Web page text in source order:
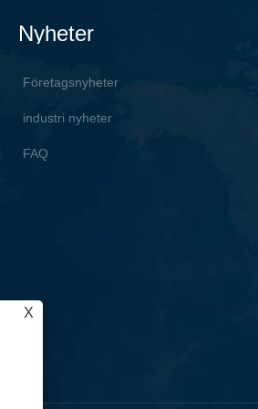
Nyheter
Företagsnyheter
industri nyheter
FAQ
X